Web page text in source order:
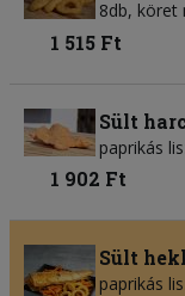
8db, köret
1 515 Ft
Sült
paprikás
1 902 Ft
Sült
paprikás